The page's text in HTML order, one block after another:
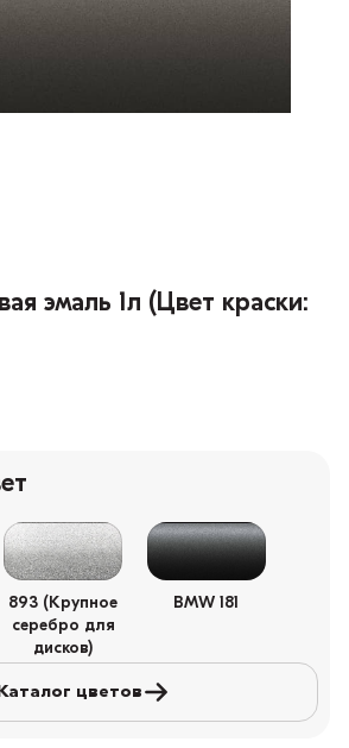
эмаль 1л (Цвет краски:
893 (Крупное
серебро для
дисков)
BMW 181
Каталог цветов